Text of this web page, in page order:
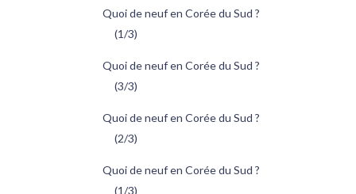
Quoi de neuf en Corée du Sud ?
(1/3)
Quoi de neuf en Corée du Sud ?
(3/3)
Quoi de neuf en Corée du Sud ?
(2/3)
Quoi de neuf en Corée du Sud ?
(1/3)